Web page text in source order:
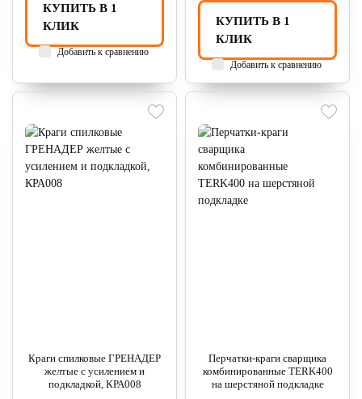
КУПИТЬ В 1
КЛИК
Добавить к сравнению
КУПИТЬ В 1
КЛИК
Добавить к сравнению
Краги спилковые ГРЕНАДЕР
желтые с усилением и
подкладкой, КРА008
Перчатки-краги сварщика
комбинированные TERK400
на шерстяной подкладке